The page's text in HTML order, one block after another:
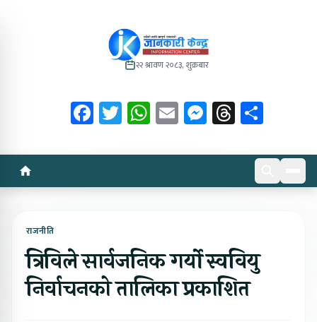
२२ श्रावण २०८३, शुक्रबार
Facebook
Twitter
WhatsApp
EmailMessenger
Threads
राजनीति
त्रिविले सार्वजनिक गर्यो स्ववियु
निर्वाचनको तालिका प्रकाशित